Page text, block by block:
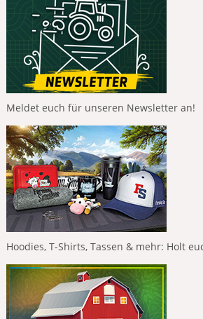
Meldet euch für unseren Newsletter an!
Hoodies, T-Shirts, Tassen & mehr: Holt